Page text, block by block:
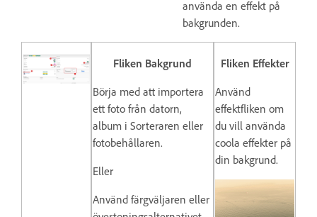
använda en effekt på
bakgrunden.
Fliken Bakgrund
Börja med att importera
ett foto från datorn,
album i Sorteraren eller
fotobehållaren.
Eller
Använd färgväljaren eller
Fliken Effekter
Använd
effektfliken om
du vill använda
coola effekter på
din bakgrund.